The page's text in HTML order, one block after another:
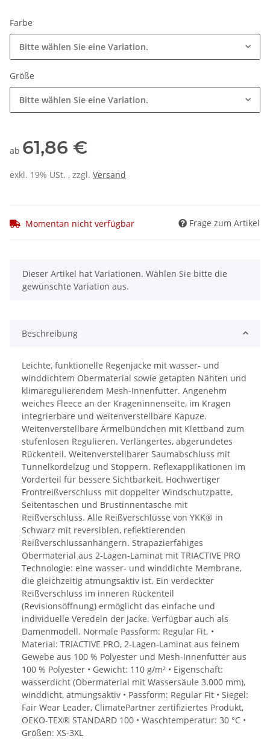
Farbe
Bitte wählen Sie eine Variation.
Größe
Bitte wählen Sie eine Variation.
ab 61,86 €
exkl. 19% USt. , zzgl. Versand
Momentan nicht verfügbar Frage zum Artikel
x
Dieser Artikel hat Variationen. Wählen Sie bitte die
gewünschte Variation aus.
Beschreibung
Leichte, funktionelle Regenjacke mit wasser- und
winddichtem Obermaterial sowie getapten Nähten und
klimaregulierendem Mesh-Innenfutter. Angenehm
weiches Fleece an der Krageninnenseite, im Kragen
integrierbare und weitenverstellbare Kapuze.
Weitenverstellbare Ärmelbündchen mit Klettband zum
stufenlosen Regulieren. Verlängertes, abgerundetes
Rückenteil. Weitenverstellbarer Saumabschluss mit
Tunnelkordelzug und Stoppern. Reflexapplikationen im
Vorderteil für bessere Sichtbarkeit. Hochwertiger
Frontreißverschluss mit doppelter Windschutzpatte,
Seitentaschen und Brustinnentasche mit
Reißverschluss. Alle Reißverschlüsse von YKK® in
Schwarz mit reversiblen, reflektierenden
Reißverschlussanhängern. Strapazierfähiges
Obermaterial aus 2-Lagen-Laminat mit TRIACTIVE PRO
Technologie: eine wasser- und winddichte Membrane,
die gleichzeitig atmungsaktiv ist. Ein verdeckter
Reißverschluss im inneren Rückenteil
(Revisionsöffnung) ermöglicht das einfache und
individuelle Veredeln der Jacke. Verfügbar auch als
Damenmodell. Normale Passform: Regular Fit. •
Material: TRIACTIVE PRO, 2-Lagen-Laminat aus feinem
Gewebe aus 100 % Polyester und Mesh-Innenfutter aus
100 % Polyester • Gewicht: 110 g/m² • Eigenschaft:
wasserdicht (Obermaterial mit Wassersäule 3.000 mm),
winddicht, atmungsaktiv • Passform: Regular Fit • Siegel:
Fair Wear Leader, ClimatePartner zertifiziertes Produkt,
OEKO-TEX® STANDARD 100 • Waschtemperatur: 30 °C •
Größen: XS-3XL